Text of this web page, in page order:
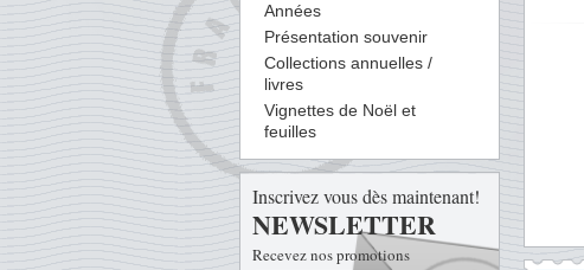
Années
Présentation souvenir
Collections annuelles /
livres
Vignettes de Noël et
feuilles
Inscrivez vous dès maintenant!
NEWSLETTER
Recevez nos promotions